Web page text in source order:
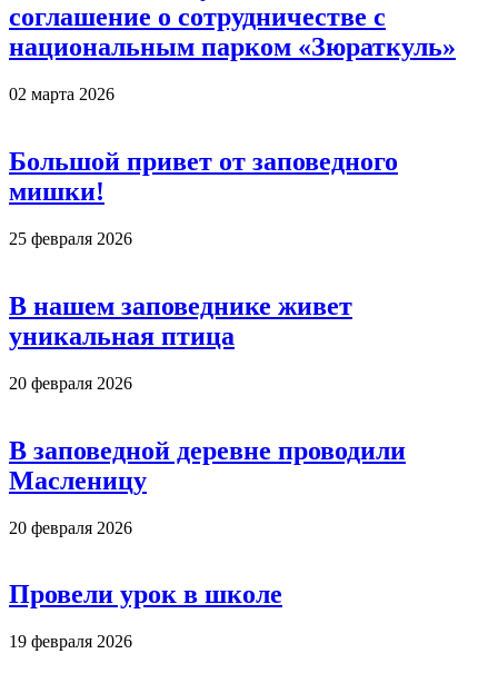
соглашение о сотрудничестве с
национальным парком «Зюраткуль»
02 марта 2026
Большой привет от заповедного
мишки!
25 февраля 2026
В нашем заповеднике живет
уникальная птица
20 февраля 2026
В заповедной деревне проводили
Масленицу
20 февраля 2026
Провели урок в школе
19 февраля 2026